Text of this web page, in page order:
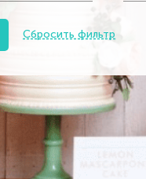
Сбросить фильтр